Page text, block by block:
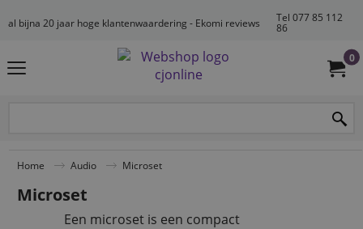
al bijna 20 jaar hoge klantenwaardering - Ekomi reviews
Tel 077 85 112
86
0
Home Audio Microset
Microset
Een microset is een compact